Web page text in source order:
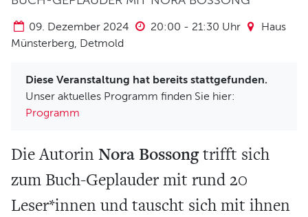
Verein und Förderung
Pool 1000
Haus Münsterberg
Publikationen
SERVICE
Für Autor*innen
Informiert bleiben
09. Dezember 2024 20:00 - 21:30 Uhr
Haus
Münsterberg, Detmold
Diese Veranstaltung hat bereits stattgefunden.
Unser aktuelles Programm finden Sie hier:
Programm
Die AutorinNora Bossongtrifft sich
zum Buch-Geplauder mit rund 20
Leser*innen und tauscht sich mit ihnen